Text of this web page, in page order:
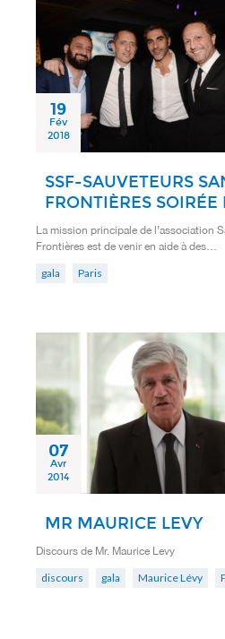
19
Fév
2018
SSF-SAUVETEURS
FRONTIÈRES SOIRÉE
La mission principale de l’association
Frontières est de venir en aide à des…
gala Paris
07
Avr
2014
MR MAURICE LEVY
Discours de Mr. Maurice Levy
discours gala Maurice Lévy